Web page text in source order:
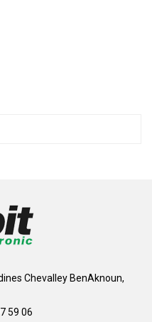
Chevalley BenAknoun,
59 06